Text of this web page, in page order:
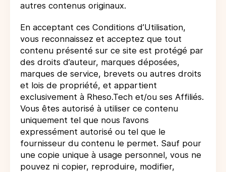
autres contenus originaux.
En acceptant ces Conditions d’Utilisation,
vous reconnaissez et acceptez que tout
contenu présenté sur ce site est protégé par
des droits d’auteur, marques déposées,
marques de service, brevets ou autres droits
et lois de propriété, et appartient
exclusivement à Rheso.Tech et/ou ses Affiliés.
Vous êtes autorisé à utiliser ce contenu
uniquement tel que nous l’avons
expressément autorisé ou tel que le
fournisseur du contenu le permet. Sauf pour
une copie unique à usage personnel, vous ne
pouvez ni copier, reproduire, modifier,